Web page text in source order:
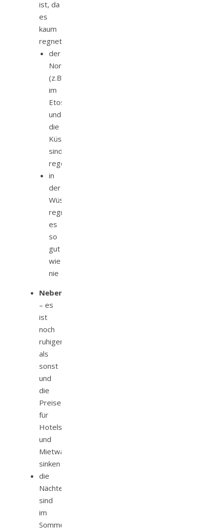
ist, da
es
kaum
regnet
der
Norden
(z.B.
im
Etosha)
und
die
Küste
sind
regenreicher
in
der
Wüste
regnet
es
so
gut
wie
nie
Nebensaison
– es
ist
noch
ruhiger
als
sonst
und
die
Preise
für
Hotels
und
Mietwagen
sinken
die
Nächte
sind
im
Sommer